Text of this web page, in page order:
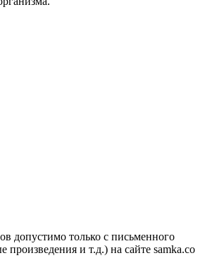
допустимо только с письменного
и т.д.) на сайте samka.co